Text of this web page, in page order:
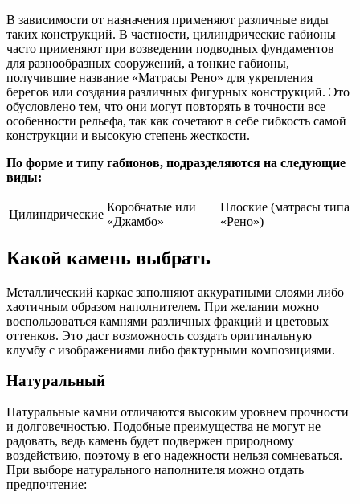
В зависимости от назначения применяют различные виды
таких конструкций. В частности, цилиндрические габионы
часто применяют при возведении подводных фундаментов
для разнообразных сооружений, а тонкие габионы,
получившие название «Матрасы Рено» для укрепления
берегов или создания различных фигурных конструкций. Это
обусловлено тем, что они могут повторять в точности все
особенности рельефа, так как сочетают в себе гибкость самой
конструкции и высокую степень жесткости.
По форме и типу габионов, подразделяются на следующие
виды:
Цилиндрические
Коробчатые или
«Джамбо»
Плоские (матрасы типа
«Рено»)
Какой камень выбрать
Металлический каркас заполняют аккуратными слоями либо
хаотичным образом наполнителем. При желании можно
воспользоваться камнями различных фракций и цветовых
оттенков. Это даст возможность создать оригинальную
клумбу с изображениями либо фактурными композициями.
Натуральный
Натуральные камни отличаются высоким уровнем прочности
и долговечностью. Подобные преимущества не могут не
радовать, ведь камень будет подвержен природному
воздействию, поэтому в его надежности нельзя сомневаться.
При выборе натурального наполнителя можно отдать
предпочтение: